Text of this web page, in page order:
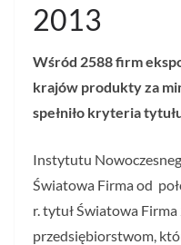
2013
Wśród 2588 firm
krajów produkty za
spełniło kryteria
Instytutu
Światowa Firma od
r. tytuł Światowa
przedsiębiorstwom,